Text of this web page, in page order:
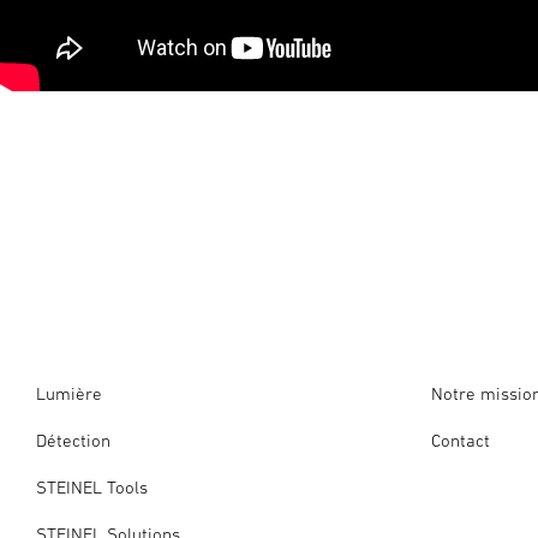
Lumière
Détection
STEINEL Tools
STEINEL Solutions
Notre
Contact